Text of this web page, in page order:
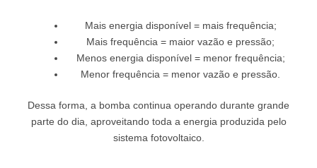
Mais energia disponível = mais frequência;
Mais frequência = maior vazão e pressão;
Menos energia disponível = menor frequência;
Menor frequência = menor vazão e pressão.
Dessa forma, a bomba continua operando durante grande
parte do dia, aproveitando toda a energia produzida pelo
sistema fotovoltaico.